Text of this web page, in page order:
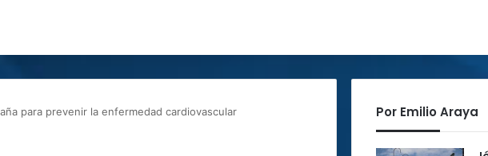
para prevenir la enfermedad cardiovascular Por Emilio Araya